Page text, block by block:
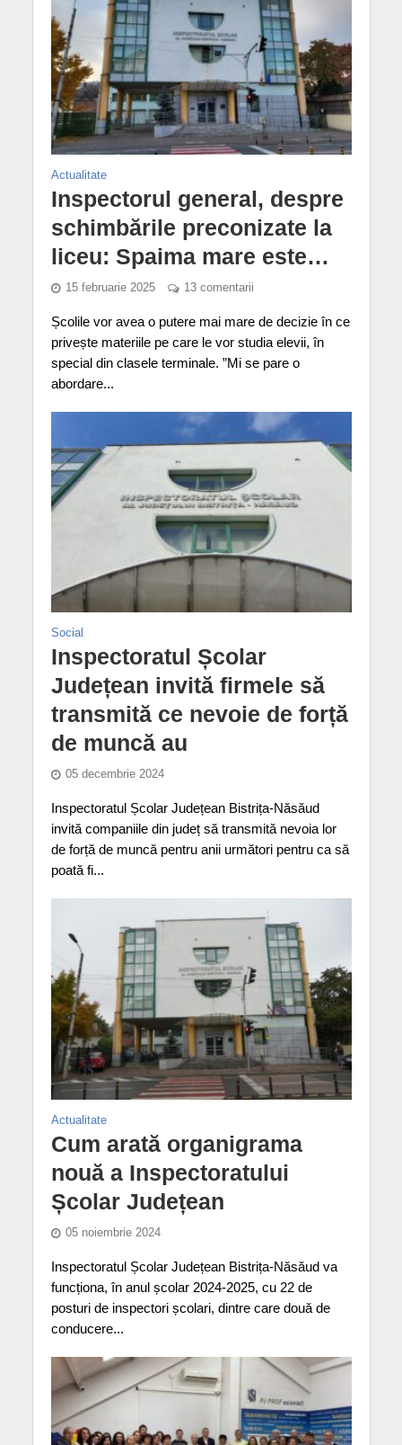
Actualitate
Inspectorul general, despre
schimbările preconizate la
liceu: Spaima mare este…
15 februarie 2025 13 comentarii
Școlile vor avea o putere mai mare de decizie în ce
privește materiile pe care le vor studia elevii, în
special din clasele terminale. ”Mi se pare o
abordare...
Social
Inspectoratul Școlar
Județean invită firmele să
transmită ce nevoie de forță
de muncă au
05 decembrie 2024
Inspectoratul Școlar Județean Bistrița-Năsăud
invită companiile din județ să transmită nevoia lor
de forță de muncă pentru anii următori pentru ca să
poată fi...
Actualitate
Cum arată organigrama
nouă a Inspectoratului
Școlar Județean
05 noiembrie 2024
Inspectoratul Școlar Județean Bistrița-Năsăud va
funcționa, în anul școlar 2024-2025, cu 22 de
posturi de inspectori școlari, dintre care două de
conducere...